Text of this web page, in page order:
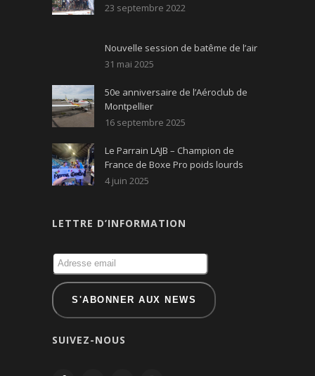
23 septembre 2022
Nouvelle session de batême de l’air
31 mai 2025
50e anniversaire de l’Aéroclub de
Montpellier
16 septembre 2025
Le Parrain LAJB – Champion de
France de Boxe Pro poids lourds
4 juin 2025
LETTRE D’INFORMATION
SUIVEZ-NOUS